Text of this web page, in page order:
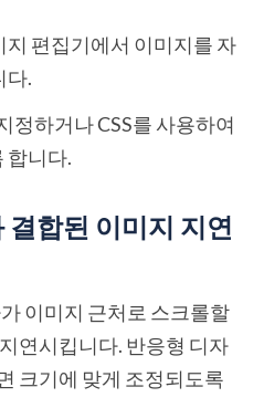
편집기에서 이미지를 자
다.
정하거나 CSS를 사용하여
합니다.
결합된 이미지 지연
이미지 근처로 스크롤할
연시킵니다. 반응형 디자
크기에 맞게 조정되도록